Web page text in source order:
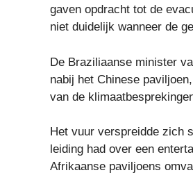
gaven opdracht tot de
niet duidelijk wanneer de
De Braziliaanse minister
nabij het Chinese
van de
Het vuur verspreidde zich
leiding had over een
Afrikaanse paviljoens